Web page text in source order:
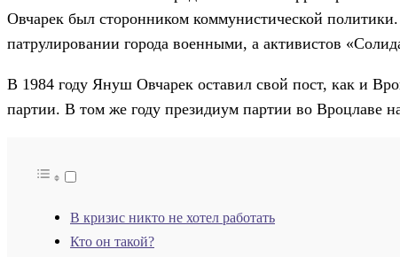
Овчарек был сторонником коммунистической
патрулировании города военными, а активистов
В 1984 году Януш Овчарек оставил свой пост, как и
партии. В том же году президиум партии во Вроцлаве
В кризис никто не хотел работать
Кто он такой?